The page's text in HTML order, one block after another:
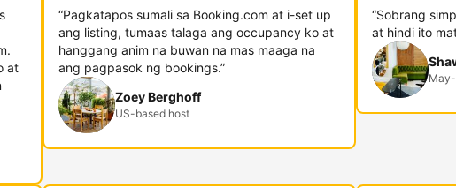
at
“Pagkatapos sumali sa Booking.com at i-set up
ang listing, tumaas talaga ang occupancy ko at
hanggang anim na buwan na mas maaga na
ang pagpasok ng bookings.”
Zoey Berghoff
US-based host
“Sobrang
at hindi ito
May-